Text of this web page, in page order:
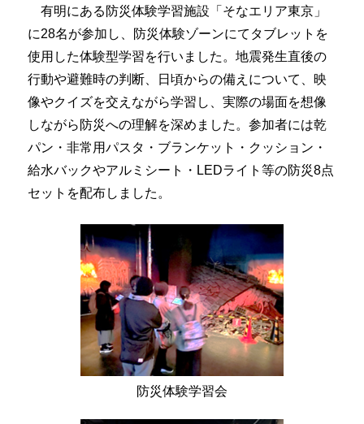
有明にある防災体験学習施設「そなエリア東京」
に28名が参加し、防災体験ゾーンにてタブレットを
使用した体験型学習を行いました。地震発生直後の
行動や避難時の判断、日頃からの備えについて、映
像やクイズを交えながら学習し、実際の場面を想像
しながら防災への理解を深めました。参加者には乾
パン・非常用パスタ・ブランケット・クッション・
給水バックやアルミシート・LEDライト等の防災8点
セットを配布しました。
防災体験学習会